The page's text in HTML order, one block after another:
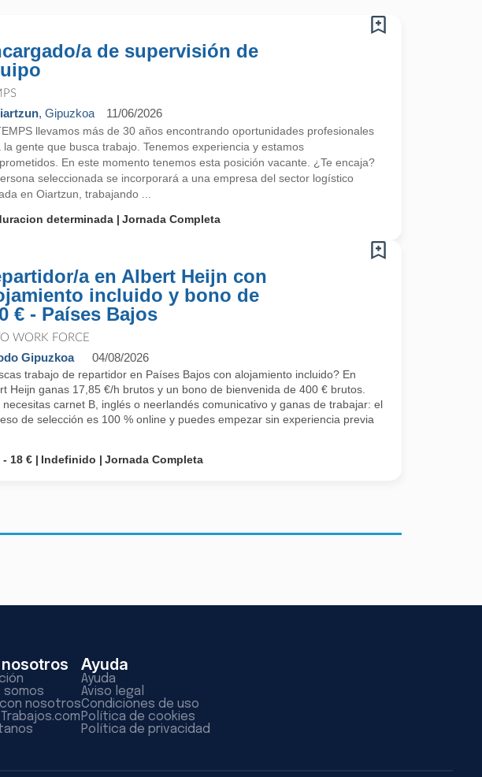
a de supervisión de
, Gipuzkoa 11/06/2026
llevamos más de 30 años encontrando oportunidades profesionales
la gente que busca trabajo. Tenemos experiencia y estamos
En este momento tenemos esta posición vacante. ¿Te encaja?
seleccionada se incorporará a una empresa del sector logístico
en Oiartzun, trabajando ...
determinada
Jornada Completa
a en Albert Heijn con
incluido y bono de
€ - Países Bajos
WORK FORCE
Gipuzkoa 04/08/2026
trabajo de repartidor en Países Bajos con alojamiento incluido? En
Heijn ganas 17,85 €/h brutos y un bono de bienvenida de 400 € brutos.
necesitas carnet B, inglés o neerlandés comunicativo y ganas de trabajar: el
de selección es 100 % online y puedes empezar sin experiencia previa
- 18 €
Indefinido Jornada Completa
somos
nosotros
Ayuda
Ayuda
Aviso legal
Condiciones de uso
Política de cookies
Política de privacidad